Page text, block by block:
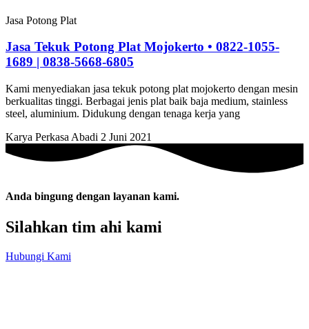
Jasa Potong Plat
Jasa Tekuk Potong Plat Mojokerto • 0822-1055-
1689 | 0838-5668-6805
Kami menyediakan jasa tekuk potong plat mojokerto dengan mesin
berkualitas tinggi. Berbagai jenis plat baik baja medium, stainless
steel, aluminium. Didukung dengan tenaga kerja yang
Karya Perkasa Abadi 2 Juni 2021
Anda bingung dengan layanan kami.
Silahkan tim ahi kami
Hubungi Kami